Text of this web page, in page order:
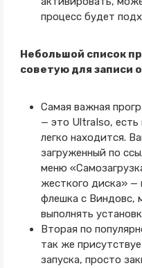
процесс будет
Небольшой список
советую для записи
Самая важная
— это UltraIso, есть
легко находится.
загруженный по
меню
жесткого диска» —
флешка с Виндовс,
выполнять
Вторая по
так же
запуска, просто